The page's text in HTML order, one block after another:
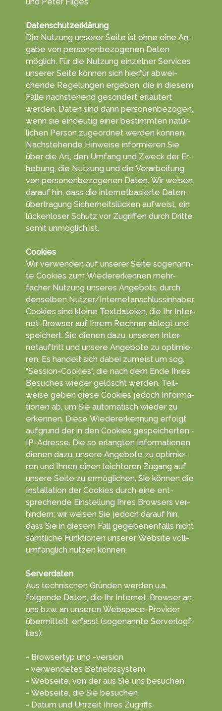
Datenschutzerklärung
Die Nutzung unserer Seite ist ohne eine An­
gabe von per­sonen­be­zoge­nen Daten
möglich. Für die Nut­zung einzelner Ser­vices
unserer Seite können sich hierfür ab­wei­
chen­de Re­ge­lun­gen erge­ben, die in diesem
Falle nachs­tehend ge­son­dert erläu­tert
werden. Daten sind dann personen­bezogen,
wenn sie ein­deutig einer be­stimm­ten na­tür­
lichen Per­son zu­geord­net wer­den können.
Nach­stehende Hin­weise in­for­mieren Sie
über die Art, den Um­fang und Zweck der Er­
he­bung, die Nut­zung und die Ver­arbeitung
von personen­bezogenen Da­ten. Wir weisen
darauf hin, dass die in­ternet­ba­sierte Daten­
über­tragung Sicherheits­lücken aufweist, ein
lücken­loser Schutz vor Zu­grif­fen durch Dritte
somit un­mög­lich ist.
Cookies
Wir ver­wen­den auf unserer Seite so­genann­
te Coo­kies zum Wieder­erken­nen mehr­
facher Nut­zung un­seres An­gebots, durch
den­selben Nutzer/Inter­netan­schluss­in­haber.
Cookies sind kleine Text­da­teien, die Ihr Inter­
net-Browser auf Ihrem Rech­ner ablegt und
spei­chert. Sie die­nen dazu, unseren Inter­
netauf­tritt und unsere An­gebo­te zu opti­mie­
ren. Es han­delt sich da­bei zu­meist um sog.
"Session-Cookies", die nach dem Ende Ihres
Be­suches wie­der ge­löscht wer­den. Teil­
weise geben diese Coo­kies jedoch In­forma­
tionen ab, um Sie auto­matisch wieder zu
erkennen. Diese Wieder­erken­nung er­folgt
auf­grund der in den Cookies ge­speicher­ten ­
IP-Adresse. Die so er­langten Infor­matio­nen
die­nen da­zu, unsere An­gebo­te zu opti­mie­
ren und Ihnen einen leich­teren Zu­gang auf
unsere Sei­te zu ermög­lichen. Sie kön­nen die
In­stal­la­tion der Cookies durch eine ent­
sprechen­de Ein­stel­lung Ihres Browsers ver­
hindern; wir wei­sen Sie je­doch da­rauf hin,
dass Sie in diesem Fall ge­ge­benen­falls nicht
sämt­liche Funk­tionen unserer Web­site voll­
umfäng­lich nut­zen kön­nen.
Serverdaten
Aus tech­nischen Gründ­en werden u.a.
folgende Da­ten, die Ihr Inter­net-Browser an
uns bzw. an unseren Web­space-Provider
übe­rmittelt, erf­asst (soge­nannte Serve­rlogf­
iles):
- Browsertyp und -version
- verwendetes Betriebssystem
- Webseite, von der aus Sie uns besuchen
- Webseite, die Sie besuchen
- Datum und Uhrzeit Ihres Zugriffs